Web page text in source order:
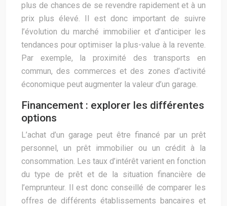
plus de chances de se revendre rapidement et à un
prix plus élevé. Il est donc important de suivre
l’évolution du marché immobilier et d’anticiper les
tendances pour optimiser la plus-value à la revente.
Par exemple, la proximité des transports en
commun, des commerces et des zones d’activité
économique peut augmenter la valeur d’un garage.
Financement : explorer les différentes
options
L’achat d’un garage peut être financé par un prêt
personnel, un prêt immobilier ou un crédit à la
consommation. Les taux d’intérêt varient en fonction
du type de prêt et de la situation financière de
l’emprunteur. Il est donc conseillé de comparer les
offres de différents établissements bancaires et